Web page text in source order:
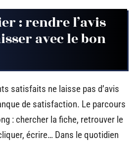
: rendre l’avis
avec le bon
satisfaits ne laisse pas d’avis
de satisfaction. Le parcours
: chercher la fiche, retrouver le
écrire… Dans le quotidien